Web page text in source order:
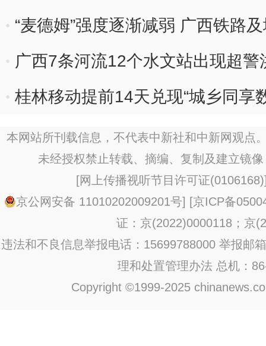
“麦德姆”强度逐渐减弱 广西铁路
广西7条河流12个水文站出现超警
桂林移动提前14天兑现“城乡同享
本网站所刊载信息，不代表中新社和中新网观点
未经授权禁止转载、摘编、复制及建立镜
[网上传播视听节目许可证(0106168)
京公网安备 11010202009201号] [京ICP备
证：京(2022)0000118；京
违法和不良信息举报电话：15699788000 举报邮
理和处置管理办法 总机：
Copyright ©1999-2025